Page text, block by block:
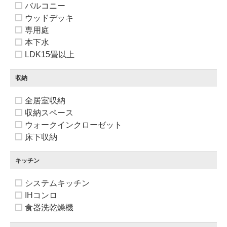
バルコニー
ウッドデッキ
専用庭
本下水
LDK15畳以上
収納
全居室収納
収納スペース
ウォークインクローゼット
床下収納
キッチン
システムキッチン
IHコンロ
食器洗乾燥機